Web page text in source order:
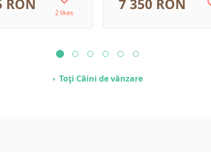
RON 2 likes 7 350 RON
Toți Câini de vânzare